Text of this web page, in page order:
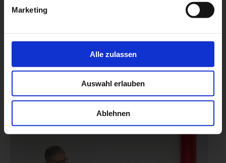
Marketing
Alle zulassen
Auswahl erlauben
Ablehnen